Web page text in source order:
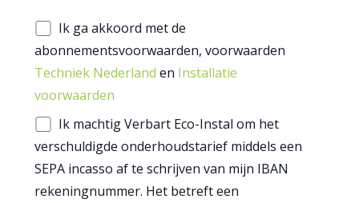
Ik ga akkoord met de
abonnementsvoorwaarden, voorwaarden
Techniek Nederland en Installatie
voorwaarden
Ik machtig Verbart Eco-Instal om het
verschuldigde onderhoudstarief middels een
SEPA incasso af te schrijven van mijn IBAN
rekeningnummer. Het betreft een